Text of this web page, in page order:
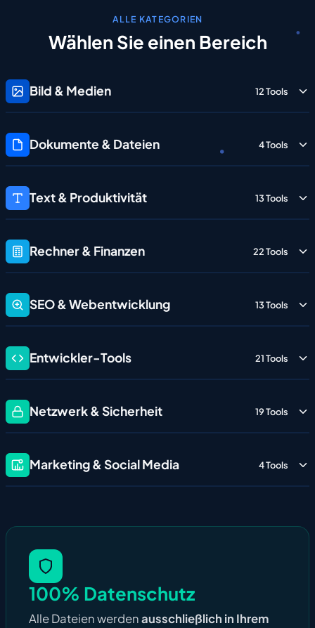
ALLE KATEGORIEN
Wählen Sie einen Bereich
Bild & Medien 12 Tools
Dokumente & Dateien 4 Tools
Text & Produktivität 13 Tools
Rechner & Finanzen 22 Tools
SEO & Webentwicklung 13 Tools
Entwickler-Tools 21 Tools
Netzwerk & Sicherheit 19 Tools
Marketing & Social Media 4 Tools
100% Datenschutz
Alle Dateien werdenausschließlich in Ihrem